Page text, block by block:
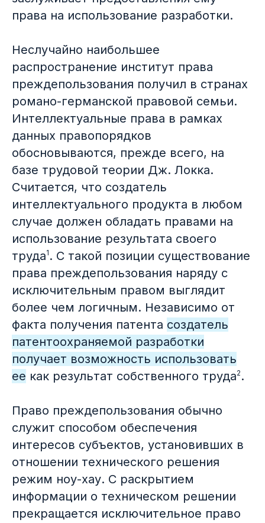
права на использование разработки.
Неслучайно наибольшее
распространение институт права
преждепользования получил в странах
романо-германской правовой семьи.
Интеллектуальные права в рамках
данных правопорядков
обосновываются, прежде всего, на
базе трудовой теории Дж. Локка.
Считается, что создатель
интеллектуального продукта в любом
случае должен обладать правами на
использование результата своего
труда1 . С такой позиции существование
права преждепользования наряду с
исключительным правом выглядит
более чем логичным. Независимо от
факта получения патента создатель
патентоохраняемой разработки
получает возможность использовать
ее как результат собственного труда2 .
Право преждепользования обычно
служит способом обеспечения
интересов субъектов, установивших в
отношении технического решения
режим ноу-хау. С раскрытием
информации о техническом решении
прекращается исключительное право